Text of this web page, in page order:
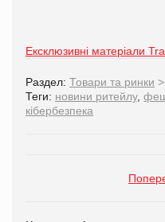
Ексклюзивні матеріали
Раздел: Товари та ринки >
Теги: новини ритейлу,
кібербезпека